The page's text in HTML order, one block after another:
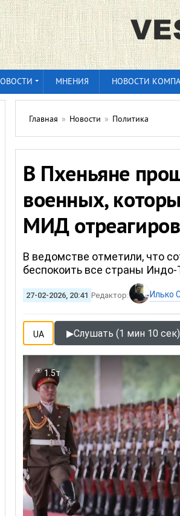
МНЕНИЯ НОВОСТИ
Главная » Новости » Политика
В Пхеньяне
военных,
МИД
В ведомстве отметили, что
беспокоить все страны Индо-
27-02-2026, 20:41 Редактор: Илько
UA ▶Слушать (1 мин 10 сек)
1.5т